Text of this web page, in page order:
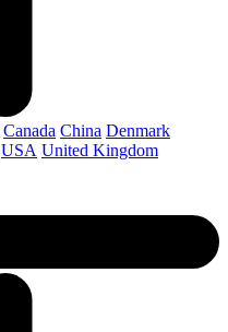
Canada China Denmark
USA United Kingdom